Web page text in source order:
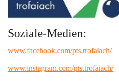
Soziale-Medien:
www.facebook.com/pts.trofaiach/
www.instagram.com/pts.trofaiach/